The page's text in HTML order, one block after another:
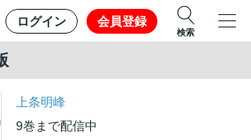
ログイン 会員登録
検索
上条明峰
9巻 まで配信中